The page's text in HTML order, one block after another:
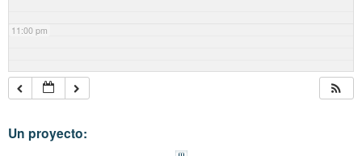
11:00 pm
Un proyecto: